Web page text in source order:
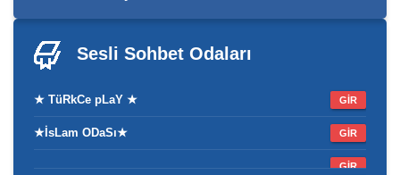
Sesli Sohbet Odaları
★ TüRkCe pLaY ★ GİR
★İsLam ODaSı★ GİR
GİR